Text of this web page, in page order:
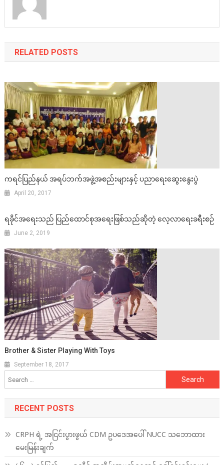
RELATED POSTS
ကရင်ပြည်နယ် အရပ်ဘက်အဖွဲ့အစည်းများနှင့် ပညာရေးဆွေးနွေးပွဲ
April 20, 2017
ရခိုင်အရေးသည် ပြည်ထောင်စုအရေးဖြစ်သည်ဆိုတဲ့ လေ့လာရေးခရီးစဉ်
June 2, 2019
Brother & Sister Playing With Toys
September 18, 2017
Search
for:
RECENT POSTS
CRPH ရဲ့ အငြင်းပွားဖွယ် CDM ဥပဒေအပေါ် NUCC သဘောထား
မေးမြန်းချက်